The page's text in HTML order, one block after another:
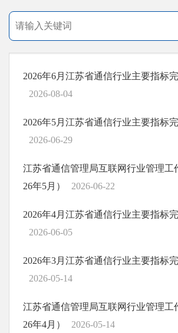
2026年6月江苏省通信行业主要指标
2026-08-04
2026年5月江苏省通信行业主要指标
2026-06-29
江苏省通信管理局互联网行业管理工
26年5月）
2026-06-22
2026年4月江苏省通信行业主要指标
2026-06-05
2026年3月江苏省通信行业主要指标
2026-05-14
江苏省通信管理局互联网行业管理工
26年4月）
2026-05-14